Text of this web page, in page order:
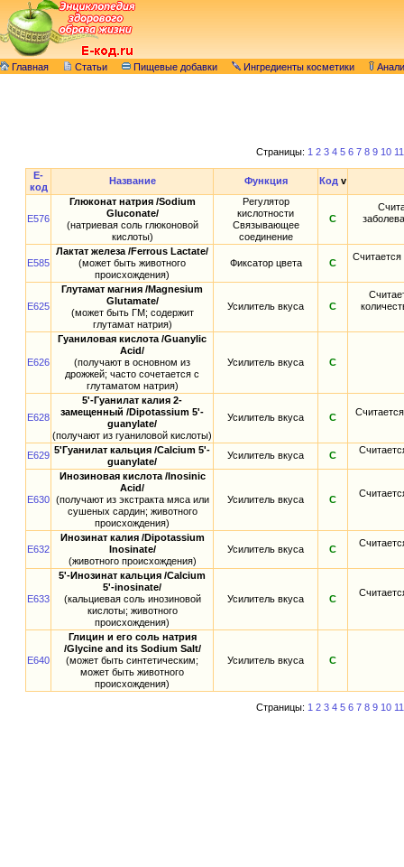
Главная Статьи Пищевые добавки Ингредиенты косметики
Страницы: 1 2 3 4 5 6 7 8 9 10 11
E-
код
Название Функция Код v
E576
Глюконат натрия /Sodium
Gluconate/
(натриевая соль глюконовой
кислоты)
Регулятор
кислотности
Связывающее
соединение
С
E585
Лактат железа /Ferrous Lactate/
(может быть животного
происхождения)
Фиксатор цвета С
E625
Глутамат магния /Magnesium
Glutamate/
(может быть ГМ; содержит
глутамат натрия)
Усилитель вкуса С
E626
Гуаниловая кислота /Guanylic
Acid/
(получают в основном из
дрожжей; часто сочетается с
глутаматом натрия)
Усилитель вкуса С
E628
5'-Гуанилат калия 2-
замещенный /Dipotassium 5'-
guanylate/
(получают из гуаниловой кислоты)
Усилитель вкуса С
E629 5'Гуанилат кальция /Calcium 5'-
guanylate/
Усилитель вкуса С
E630
Инозиновая кислота /Inosinic
Acid/
(получают из экстракта мяса или
сушеных сардин; животного
происхождения)
Усилитель вкуса С
E632
Инозинат калия /Dipotassium
Inosinate/
(животного происхождения)
Усилитель вкуса С
E633
5'-Инозинат кальция /Calcium
5'-inosinate/
(кальциевая соль инозиновой
кислоты; животного
происхождения)
Усилитель вкуса С
E640
Глицин и его соль натрия
/Glycine and its Sodium Salt/
(может быть синтетическим;
может быть животного
происхождения)
Усилитель вкуса С
Страницы: 1 2 3 4 5 6 7 8 9 10 11